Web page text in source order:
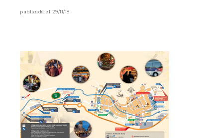
publicada el 29/11/18